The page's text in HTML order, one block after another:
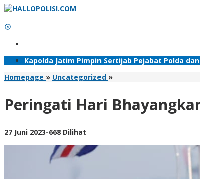
Lewati
konten
Kapolda Jatim Pimpin Sertijab Pejabat Polda
Homepage » Uncategorized »Peringati
ke
Jatim
Peringati Hari
27 Juni 2023oleh
-668 Dilihat